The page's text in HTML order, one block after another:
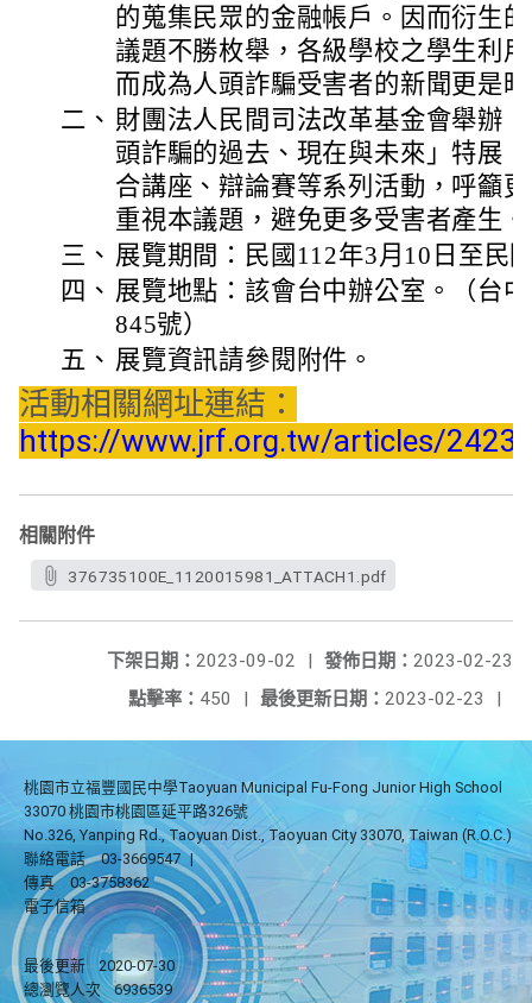
的蒐集民眾的金融帳戶。因而衍生
議題不勝枚舉，各級學校之學生利
而成為人頭詐騙受害者的新聞更是
二、 財團法人民間司法改革基金會舉辦
頭詐騙的過去、現在與未來」特展
合講座、辯論賽等系列活動，呼籲
重視本議題，避免更多受害者產生。
三、 展覽期間：民國112年3月10日至民
四、 展覽地點：該會台中辦公室。（台
845號）
五、 展覽資訊請參閱附件。
活動相關網址連結：
https://www.jrf.org.tw/articles/2423
相關附件
376735100E_1120015981_ATTACH1.pdf
發佈日期： 2023-02-23
下架日期： 2023-09-02
|
最後更新日期： 2023-02-23 |
點擊率： 450 |
桃園市立福豐國民中學Taoyuan Municipal Fu-Fong Junior High School
33070 桃園市桃園區延平路326號
No.326, Yanping Rd., Taoyuan Dist., Taoyuan City 33070, Taiwan (R.O.C.)
聯絡電話
03-3669547 |
傳真
03-3758362
電子信箱
最後更新
2020-07-30
總瀏覽人次
6936539